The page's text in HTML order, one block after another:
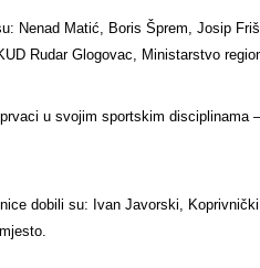
Nenad Matić, Boris Šprem, Josip
Rudar Glogovac, Ministarstvo
u svojim sportskim
dobili su: Ivan Javorski,